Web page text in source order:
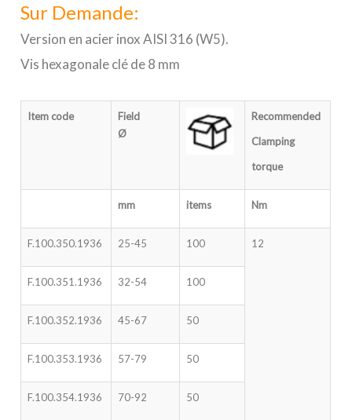
Sur Demande:
Version en acier inox AISI 316 (W5).
Vis hexagonale clé de 8 mm
Item code
Field
Ø
Recommended
Clamping
torque
mm items Nm
F.100.350.1936 25-45 100 12
F.100.351.1936 32-54 100
F.100.352.1936 45-67 50
F.100.353.1936 57-79 50
F.100.354.1936 70-92 50